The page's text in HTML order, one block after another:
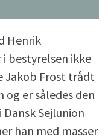
Henrik
bestyrelsen ikke
Jakob Frost trådt
er således den
Sejlunion
han med masser